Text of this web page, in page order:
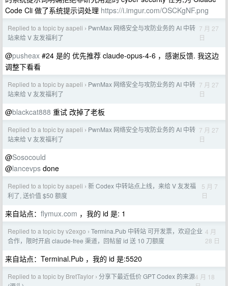
Code Cli 做了系统提示词处理 https://i.imgur.com/OSCKgNF.png
Replied to a topic by aapeli › PwnMax 网络安全与攻防业务的 AI 中转
站来给 V 友发福利了
7 月 27
日
@pusheax #24 是的 优先推荐 claude-opus-4-6 ，感谢反馈. 我这边
调整下看看
Replied to a topic by aapeli › PwnMax 网络安全与攻防业务的 AI 中转
站来给 V 友发福利了
7 月 27
日
@blackcat888 重试 改掉了老板
Replied to a topic by aapeli › PwnMax 网络安全与攻防业务的 AI 中转
站来给 V 友发福利了
7 月 27
日
@Sosocould
@lancevps done
Replied to a topic by aapeli › 新 Codex 中转站点上线，来给 V 友发福
利了, 送价值 $50 额度
5 月 7
日
来自站点： flymux.com ，我的 id 是: 1
Replied to a topic by v2exgo › Termina.Pub 中转站 可开发票，欢迎企业
合作，限时开启 claude-free 渠道，回帖留 id 送 10 刀额度
4 月
28 日
来自站点：Terminal.Pub ，我的 id 是:5520
Replied to a topic by BretTaylor › 分享下最近低价 GPT Codex 的来源4 月 18